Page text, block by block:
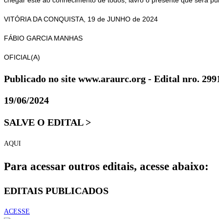
VITÓRIA DA CONQUISTA, 19 de JUNHO de 2024
FÁBIO GARCIA MANHAS
OFICIAL(A)
Publicado no site www.araurc.org - Edital nro.
19/06/2024
SALVE O EDITAL >
AQUI
Para acessar outros editais, acesse abaixo:
EDITAIS PUBLICADOS
ACESSE